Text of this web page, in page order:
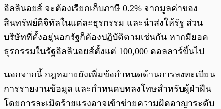
อิลลินอยส์ จะต้องเรียกเก็บภาษี 0.2% จากมูลค่าของ
สินทรัพย์ดิจิทัลในแต่ละธุรกรรม และนำส่งให้รัฐ ส่วน
บริษัทที่ตั้งอยู่นอกรัฐก็ต้องปฏิบัติตามเช่นกัน หากมียอด
ธุรกรรมในรัฐอิลลินอยส์ตั้งแต่ 100,000 ดอลลาร์ขึ้นไป
นอกจากนี้ กฎหมายยังเพิ่มข้อกำหนดด้านการลงทะเบียน
การรายงานข้อมูล และกำหนดบทลงโทษสำหรับผู้ฝ่าฝืน
โดยการละเมิดร้ายแรงอาจเข้าข่ายความผิดอาญาระดับ